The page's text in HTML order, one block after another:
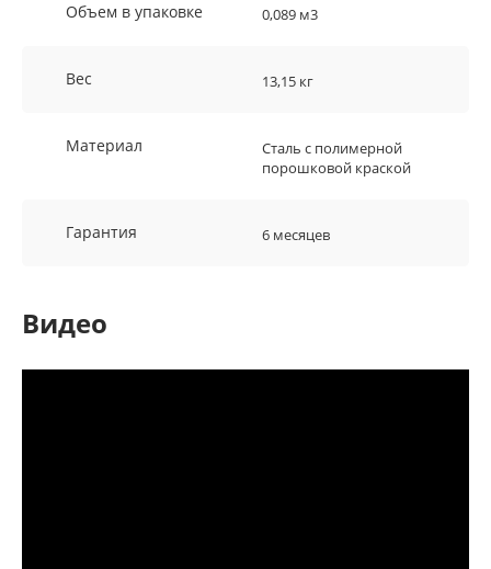
Объем в упаковке 0,089 м3
Вес 13,15 кг
Материал
Сталь с полимерной
порошковой краской
Гарантия 6 месяцев
Видео